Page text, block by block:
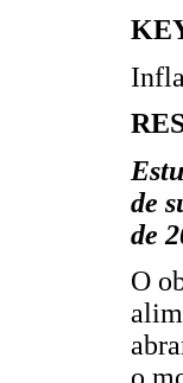
de
de
O